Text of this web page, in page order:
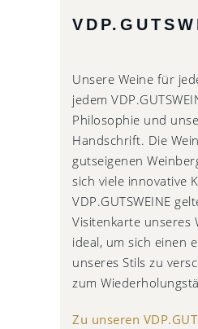
Unsere Weine für
jedem
Philosophie und
Handschrift. Die
gutseigenen
sich viele innovative
VDP.GUTSWEINE
Visitenkarte unseres
ideal, um sich einen
unseres Stils zu
zum
Zu unseren